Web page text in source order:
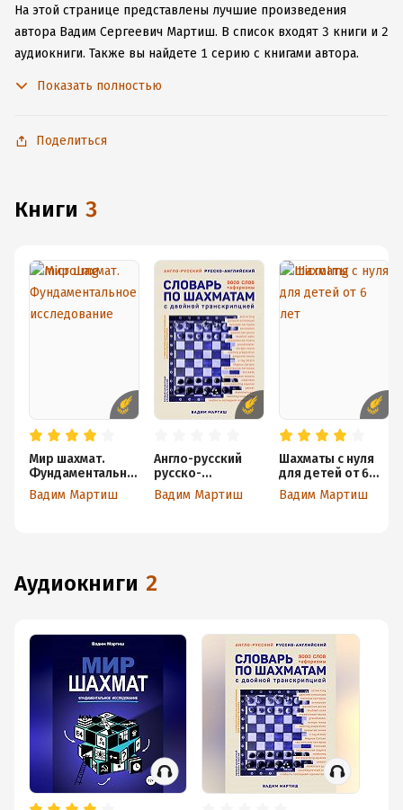
На этой странице представлены лучшие произведения
автора Вадим Сергеевич Мартиш. В список входят 3 книги и 2
аудиокниги. Также вы найдете 1 серию с книгами автора.
iOS или Android, чтобы не расставаться с любимыми
Показать полностью
Поделиться
книги 3
Мир шахмат.
Фундаментально
е исследование
Вадим Мартиш
Англо-русский
русско-
английский
словарь по
Вадим Мартиш
Шахматы с нуля
для детей от 6
лет
Вадим Мартиш
аудиокниги 2